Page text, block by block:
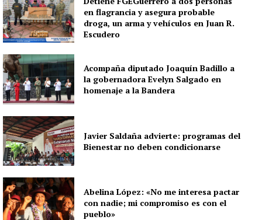
en flagrancia y asegura probable
droga, un arma y vehículos en Juan R.
Escudero
Acompaña diputado Joaquín Badillo a
la gobernadora Evelyn Salgado en
homenaje a la Bandera
Javier Saldaña advierte: programas del
Bienestar no deben condicionarse
Abelina López: «No me interesa pactar
con nadie; mi compromiso es con el
pueblo»